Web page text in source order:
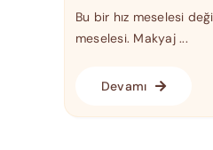
Bu bir hız meselesi
meselesi. Makyaj ...
Devamı